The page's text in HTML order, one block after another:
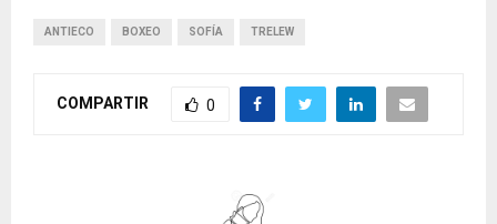
ANTIECO BOXEO SOFÍA TRELEW
COMPARTIR 0